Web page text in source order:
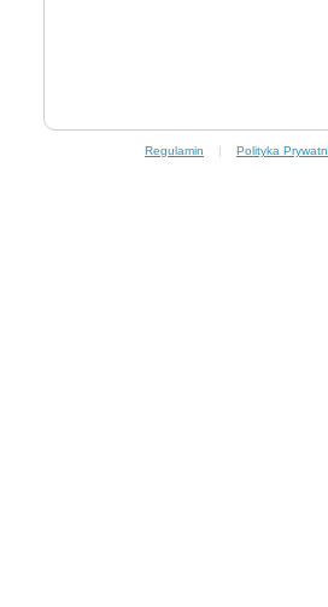
Regulamin | Polityka